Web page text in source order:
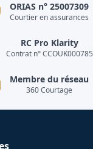
ORIAS n° 25007309
Courtier en assurances
RC Pro Klarity
Contrat n° CCOUK000785
Membre du réseau
360 Courtage